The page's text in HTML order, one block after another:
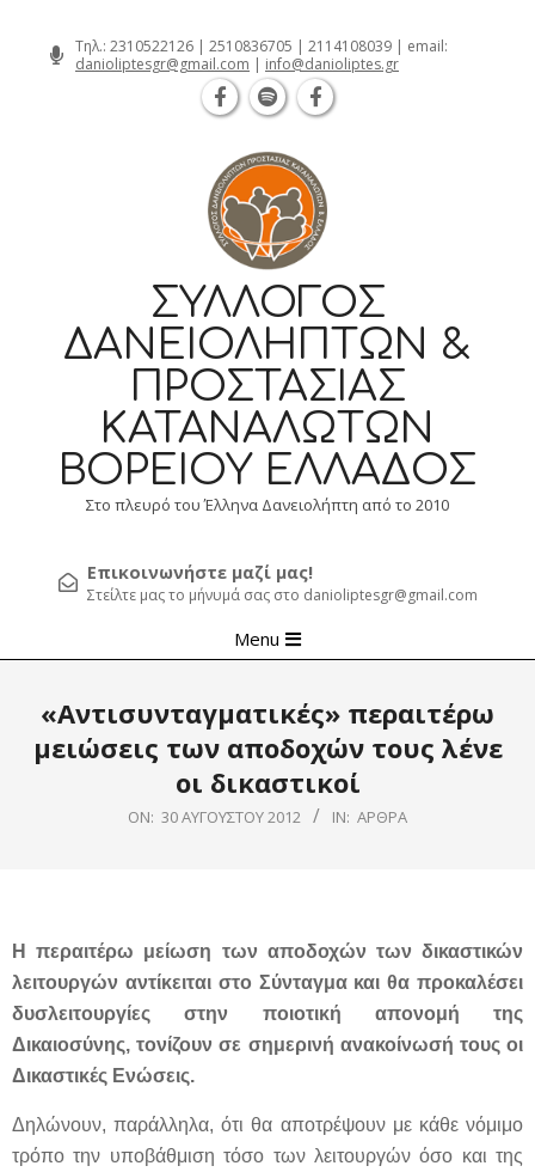
Τηλ.: 2310522126 | 2510836705 | 2114108039 | email:
danioliptesgr@gmail.com | info@danioliptes.gr
ΣΎΛΛΟΓΟΣ
ΔΑΝΕΙΟΛΗΠΤΏΝ &
ΠΡΟΣΤΑΣΊΑΣ
ΚΑΤΑΝΑΛΩΤΏΝ
ΒΟΡΕΊΟΥ ΕΛΛΆΔΟΣ
Στο πλευρό του Έλληνα Δανειολήπτη από το 2010
Επικοινωνήστε μαζί μας!
Στείλτε μας το μήνυμά σας στο danioliptesgr@gmail.com
Navigation
Menu
«Αντισυνταγματικές» περαιτέρω
μειώσεις των αποδοχών τους λένε
οι δικαστικοί
ON: 30 ΑΥΓΟΎΣΤΟΥ 2012 IN: ΆΡΘΡΑ
Η περαιτέρω μείωση των αποδοχών των δικαστικών
λειτουργών αντίκειται στο Σύνταγμα και θα προκαλέσει
δυσλειτουργίες στην ποιοτική απονομή της
Δικαιοσύνης, τονίζουν σε σημερινή ανακοίνωσή τους οι
Δικαστικές Ενώσεις.
Δηλώνουν, παράλληλα, ότι θα αποτρέψουν με κάθε νόμιμο
τρόπο την υποβάθμιση τόσο των λειτουργών όσο και της